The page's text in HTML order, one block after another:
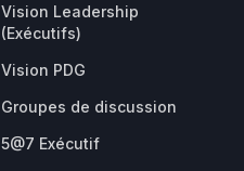
Vision Leadership
(Exécutifs)
Vision PDG
Groupes de discussion
5@7 Exécutif